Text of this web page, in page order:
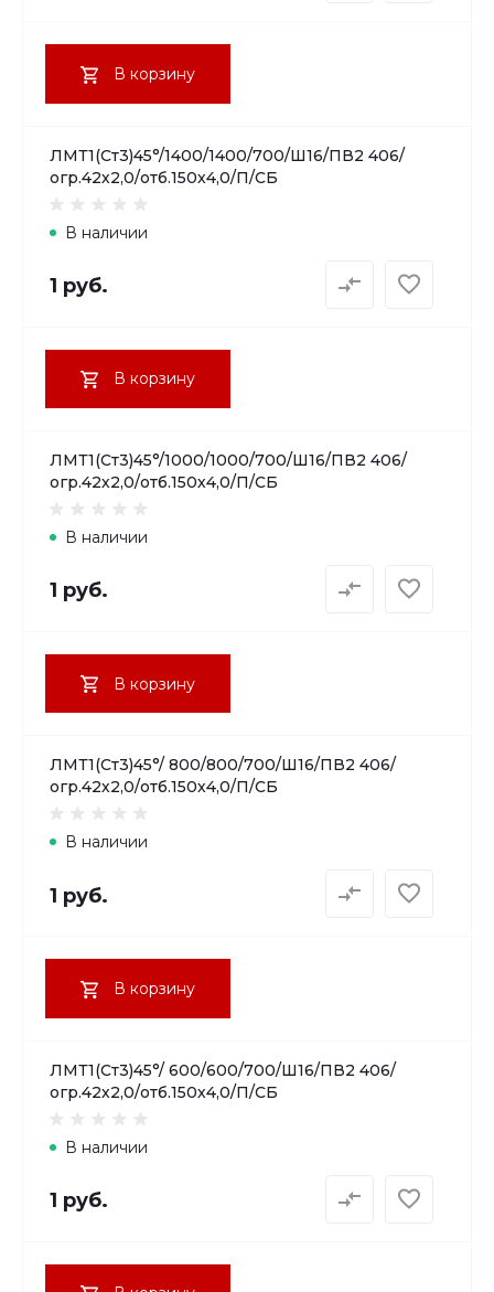
В корзину
ЛМТ1(Ст3)45°/1400/1400/700/Ш16/ПВ2 406/
огр.42х2,0/отб.150х4,0/П/СБ
В наличии
1 руб.
В корзину
ЛМТ1(Ст3)45°/1000/1000/700/Ш16/ПВ2 406/
огр.42х2,0/отб.150х4,0/П/СБ
В наличии
1 руб.
В корзину
ЛМТ1(Ст3)45°/ 800/800/700/Ш16/ПВ2 406/
огр.42х2,0/отб.150х4,0/П/СБ
В наличии
1 руб.
В корзину
ЛМТ1(Ст3)45°/ 600/600/700/Ш16/ПВ2 406/
огр.42х2,0/отб.150х4,0/П/СБ
В наличии
1 руб.